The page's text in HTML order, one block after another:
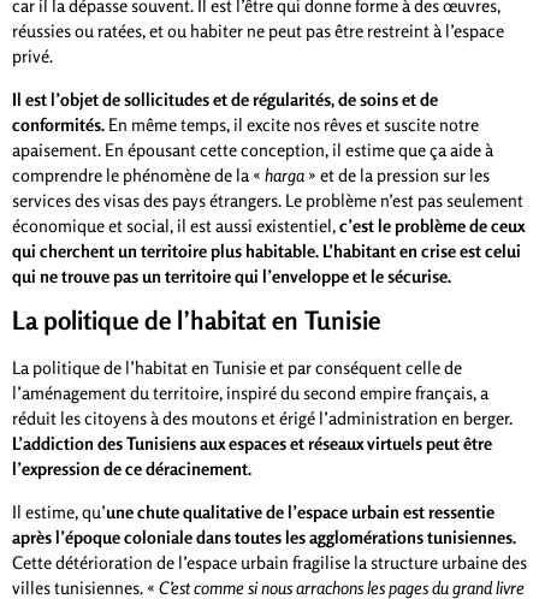
car il la dépasse souvent. Il est l’être qui donne forme à des œuvres,
réussies ou ratées, et ou habiter ne peut pas être restreint à l’espace
privé.
Il est l’objet de sollicitudes et de régularités, de soins et de
conformités. En même temps, il excite nos rêves et suscite notre
apaisement. En épousant cette conception, il estime que ça aide à
comprendre le phénomène de la « harga » et de la pression sur les
services des visas des pays étrangers. Le problème n’est pas seulement
économique et social, il est aussi existentiel,c’est le problème de ceux
qui cherchent un territoire plus habitable. L’habitant en crise est celui
qui ne trouve pas un territoire qui l’enveloppe et le sécurise.
La politique de l’habitat en Tunisie
La politique de l’habitat en Tunisie et par conséquent celle de
l’aménagement du territoire, inspiré du second empire français, a
réduit les citoyens à des moutons et érigé l’administration en berger.
L’addiction des Tunisiens aux espaces et réseaux virtuels peut être
l’expression de ce déracinement.
Il estime, qu’une chute qualitative de l’espace urbain est ressentie
après l’époque coloniale dans toutes les agglomérations tunisiennes.
Cette détérioration de l’espace urbain fragilise la structure urbaine des
villes tunisiennes. « C’est comme si nous arrachons les pages du grand livre